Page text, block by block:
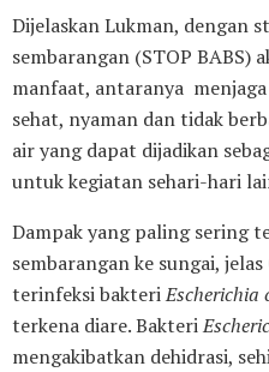
Dijelaskan Lukman, dengan
sembarangan (STOP BABS)
manfaat, antaranya
sehat, nyaman dan tidak
air yang dapat dijadikan
untuk kegiatan sehari-hari
Dampak yang paling sering
sembarangan ke sungai,
terinfeksi bakteriEscherichia
terkena diare. Bakteri
mengakibatkan dehidrasi,